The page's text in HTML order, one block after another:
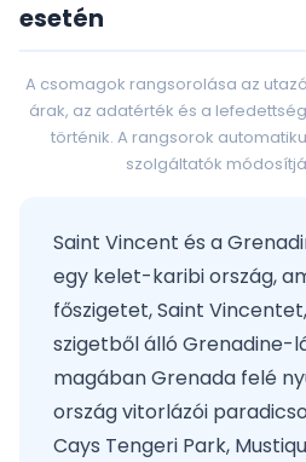
esetén
A csomagok rangsorolása az
árak, az adatérték és a
történik. A rangsorok
szolgáltatók
Saint Vincent és a
egy kelet-karibi ország,
főszigetet, Saint
szigetből álló Grenadine-
magában Grenada felé
ország vitorlázói
Cays Tengeri Park,